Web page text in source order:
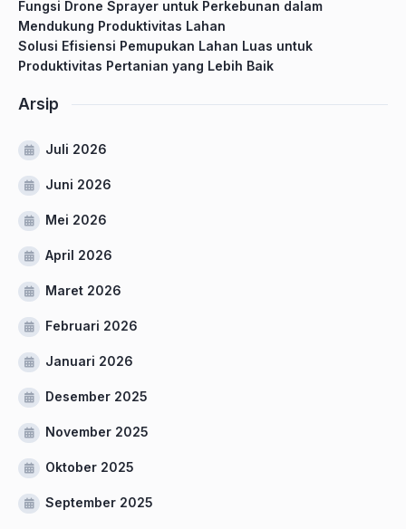
Fungsi Drone Sprayer untuk Perkebunan dalam
Mendukung Produktivitas Lahan
Solusi Efisiensi Pemupukan Lahan Luas untuk
Produktivitas Pertanian yang Lebih Baik
Arsip
Juli 2026
Juni 2026
Mei 2026
April 2026
Maret 2026
Februari 2026
Januari 2026
Desember 2025
November 2025
Oktober 2025
September 2025